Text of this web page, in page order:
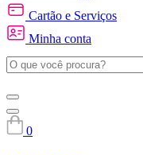
Cartão e Serviços
Minha conta
0